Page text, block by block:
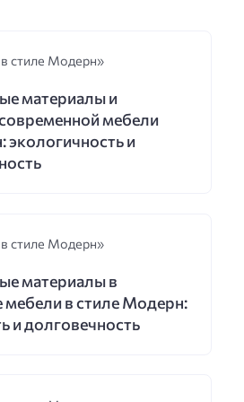
стиле Модерн»
материалы и
мебели
экологичность и
стиле Модерн»
материалы в
мебели в стиле Модерн:
и долговечность